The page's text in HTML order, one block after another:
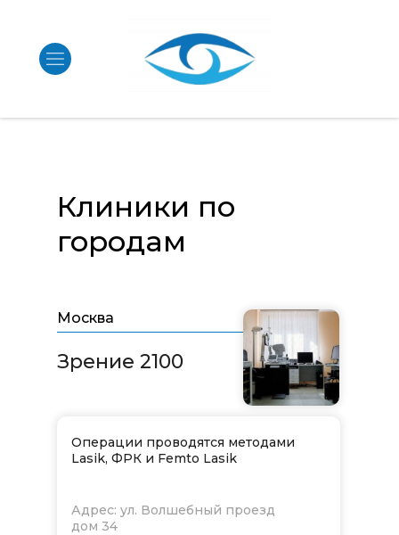
Клиники по
городам
Москва
Зрение 2100
Операции проводятся методами
Lasik, ФРК и Femto Lasik
Адрес: ул. Волшебный проезд
дом 34